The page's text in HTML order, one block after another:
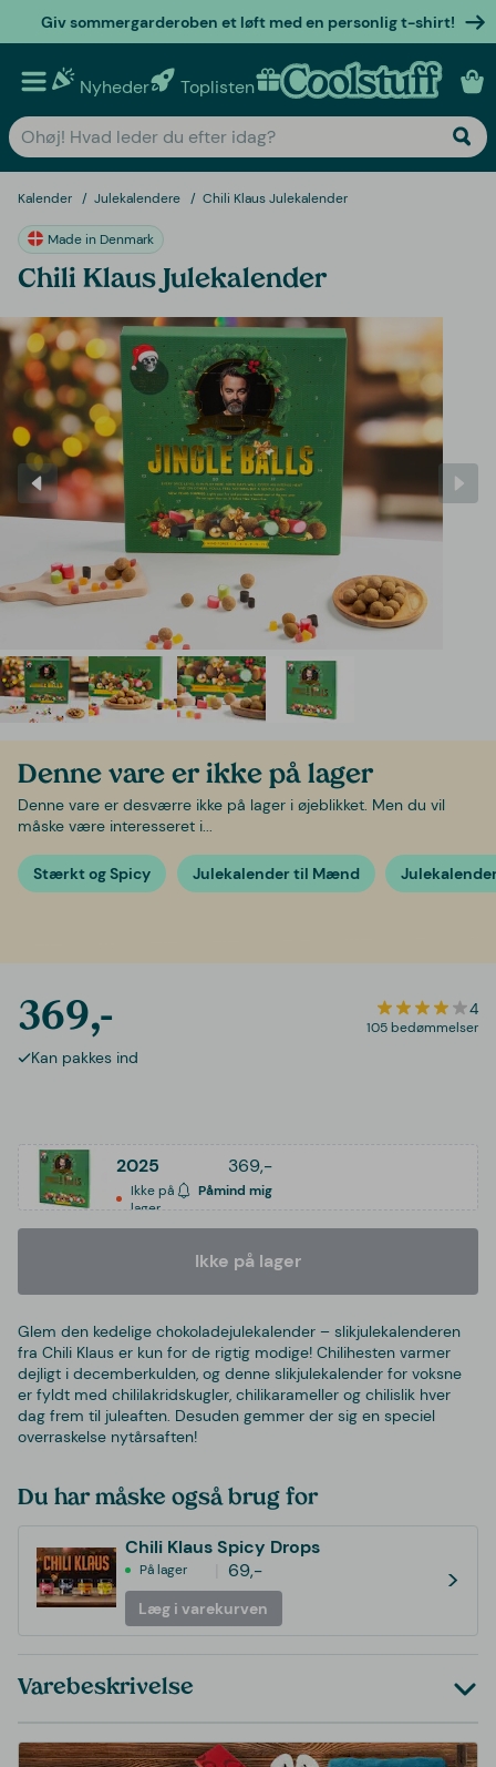
Giv sommergarderoben et løft med en personlig t-shirt!
Nyheder Toplisten Personlige gaver
Kalender Julekalendere Chili Klaus Julekalender
Made in Denmark
Chili Klaus Julekalender
Denne vare er ikke på lager
Denne vare er desværre ikke på lager i øjeblikket. Men du vil
måske være interesseret i...
Stærkt og Spicy Julekalender til Mænd
369,- 4
105 bedømmelser
Kan pakkes ind
2025 369,-
Ikke på
lager
Påmind mig
Ikke på lager
Glem den kedelige chokoladejulekalender – slikjulekalenderen
fra Chili Klaus er kun for de rigtig modige! Chilihesten varmer
dejligt i decemberkulden, og denne slikjulekalender for voksne
er fyldt med chililakridskugler, chilikarameller og chilislik hver
dag frem til juleaften. Desuden gemmer der sig en speciel
overraskelse nytårsaften!
Du har måske også brug for
Chili Klaus Spicy Drops
På lager 69,-
Læg i varekurven
>
Varebeskrivelse